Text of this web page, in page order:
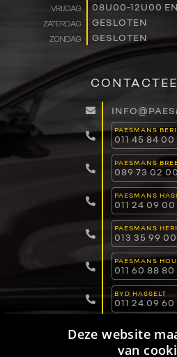
VRIJDAG 08U00-12U00
ZATERDAG GESLOTEN
ZONDAG GESLOTEN
PAESMANS
011 45 84 00
PAESMANS
089 73 02 00
PAESMANS
011 24 09 00
PAESMANS
013 35 99 00
PAESMANS
011 60 88 80
BYD HASSELT
011 24 09 60
011 15 04 00
Deze website
van